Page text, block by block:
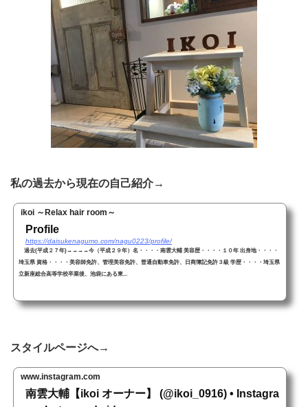
私の過去から現在の自己紹介→
ikoi ～Relax hair room～
Profile
https://daisukenagumo.com/nagu0223/profile/
過去(平成２７年)→→→→今（平成２９年）名・・・・南雲大輔 美容歴・・・・１０年 出身地・・・・
埼玉県 資格・・・・美容師免許、管理美容免許、普通自動車免許、日商簿記免許３級 学歴・・・・埼玉県
立新座総合高等学校卒業後、池袋にある東...
スタイルページへ→
www.instagram.com
南雲大輔【ikoi オーナー】 (@ikoi_0916) • Instagra